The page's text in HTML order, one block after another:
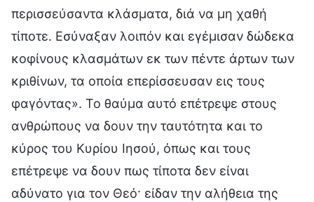
περισσεύσαντα κλάσματα, διά να μη χαθή
τίποτε. Εσύναξαν λοιπόν και εγέμισαν δώδεκα
κοφίνους κλασμάτων εκ των πέντε άρτων των
κριθίνων, τα οποία επερίσσευσαν εις τους
φαγόντας». Το θαύμα αυτό επέτρεψε στους
ανθρώπους να δουν την ταυτότητα και το
κύρος του Κυρίου Ιησού, όπως και τους
επέτρεψε να δουν πως τίποτα δεν είναι
αδύνατο για τον Θεό· είδαν την αλήθεια της